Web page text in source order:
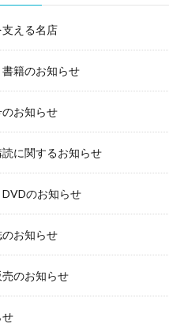
える名店
籍のお知らせ
お知らせ
読に関するお知らせ
のお知らせ
のお知らせ
のお知らせ
せ